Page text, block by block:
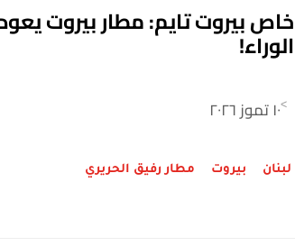
خاص بيروت تايم: مطار بيروت يعود
الوراء!
>١٠ تموز ٢٠٢٦
لبنان بيروت مطار رفيق الحريري